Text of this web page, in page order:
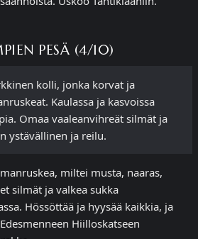
PESÄ (4/10)
kolli, jonka korvat ja
Kaulassa ja kasvoissa
Omaa vaaleanvihreät silmät ja
ystävällinen ja reilu.
miltei musta, naaras,
silmät ja valkea sukka
Hössöttää ja hyysää kaikkia, ja
Hiilloskatseen